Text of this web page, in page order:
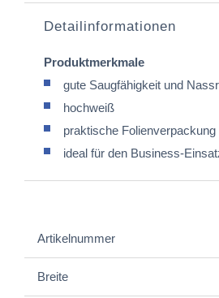
Detailinformationen
Produktmerkmale
gute Saugfähigkeit und
hochweiß
praktische Folienverpackung
ideal für den Business-
Artikelnummer
Breite